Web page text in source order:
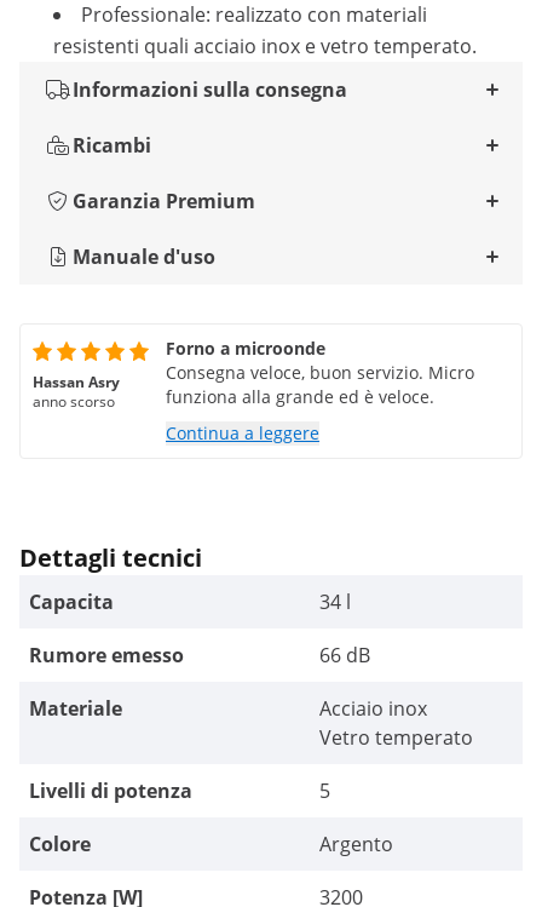
Professionale: realizzato con materiali
resistenti quali acciaio inox e vetro temperato.
Informazioni sulla consegna
Ricambi
Garanzia Premium
Manuale d'uso
Hassan Asry
anno scorso
Forno a microonde
Consegna veloce, buon servizio. Micro
funziona alla grande ed è veloce.
Continua a leggere
Dettagli tecnici
Capacita
34 l
Rumore emesso
66 dB
Materiale
Acciaio inox
Vetro temperato
Livelli di potenza
5
Colore
Argento
Potenza [W]
3200